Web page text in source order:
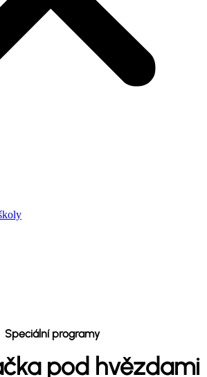
Speciální programy
pod hvězdami